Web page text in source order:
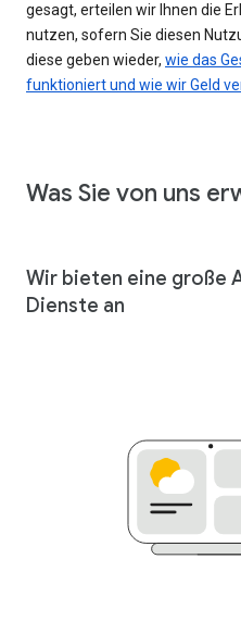
gesagt, erteilen wir Ihnen die
nutzen, sofern Sie diesen
diese geben wieder, wie das
funktioniert und wie wir Geld
Was Sie von uns
Wir bieten eine große
Dienste an